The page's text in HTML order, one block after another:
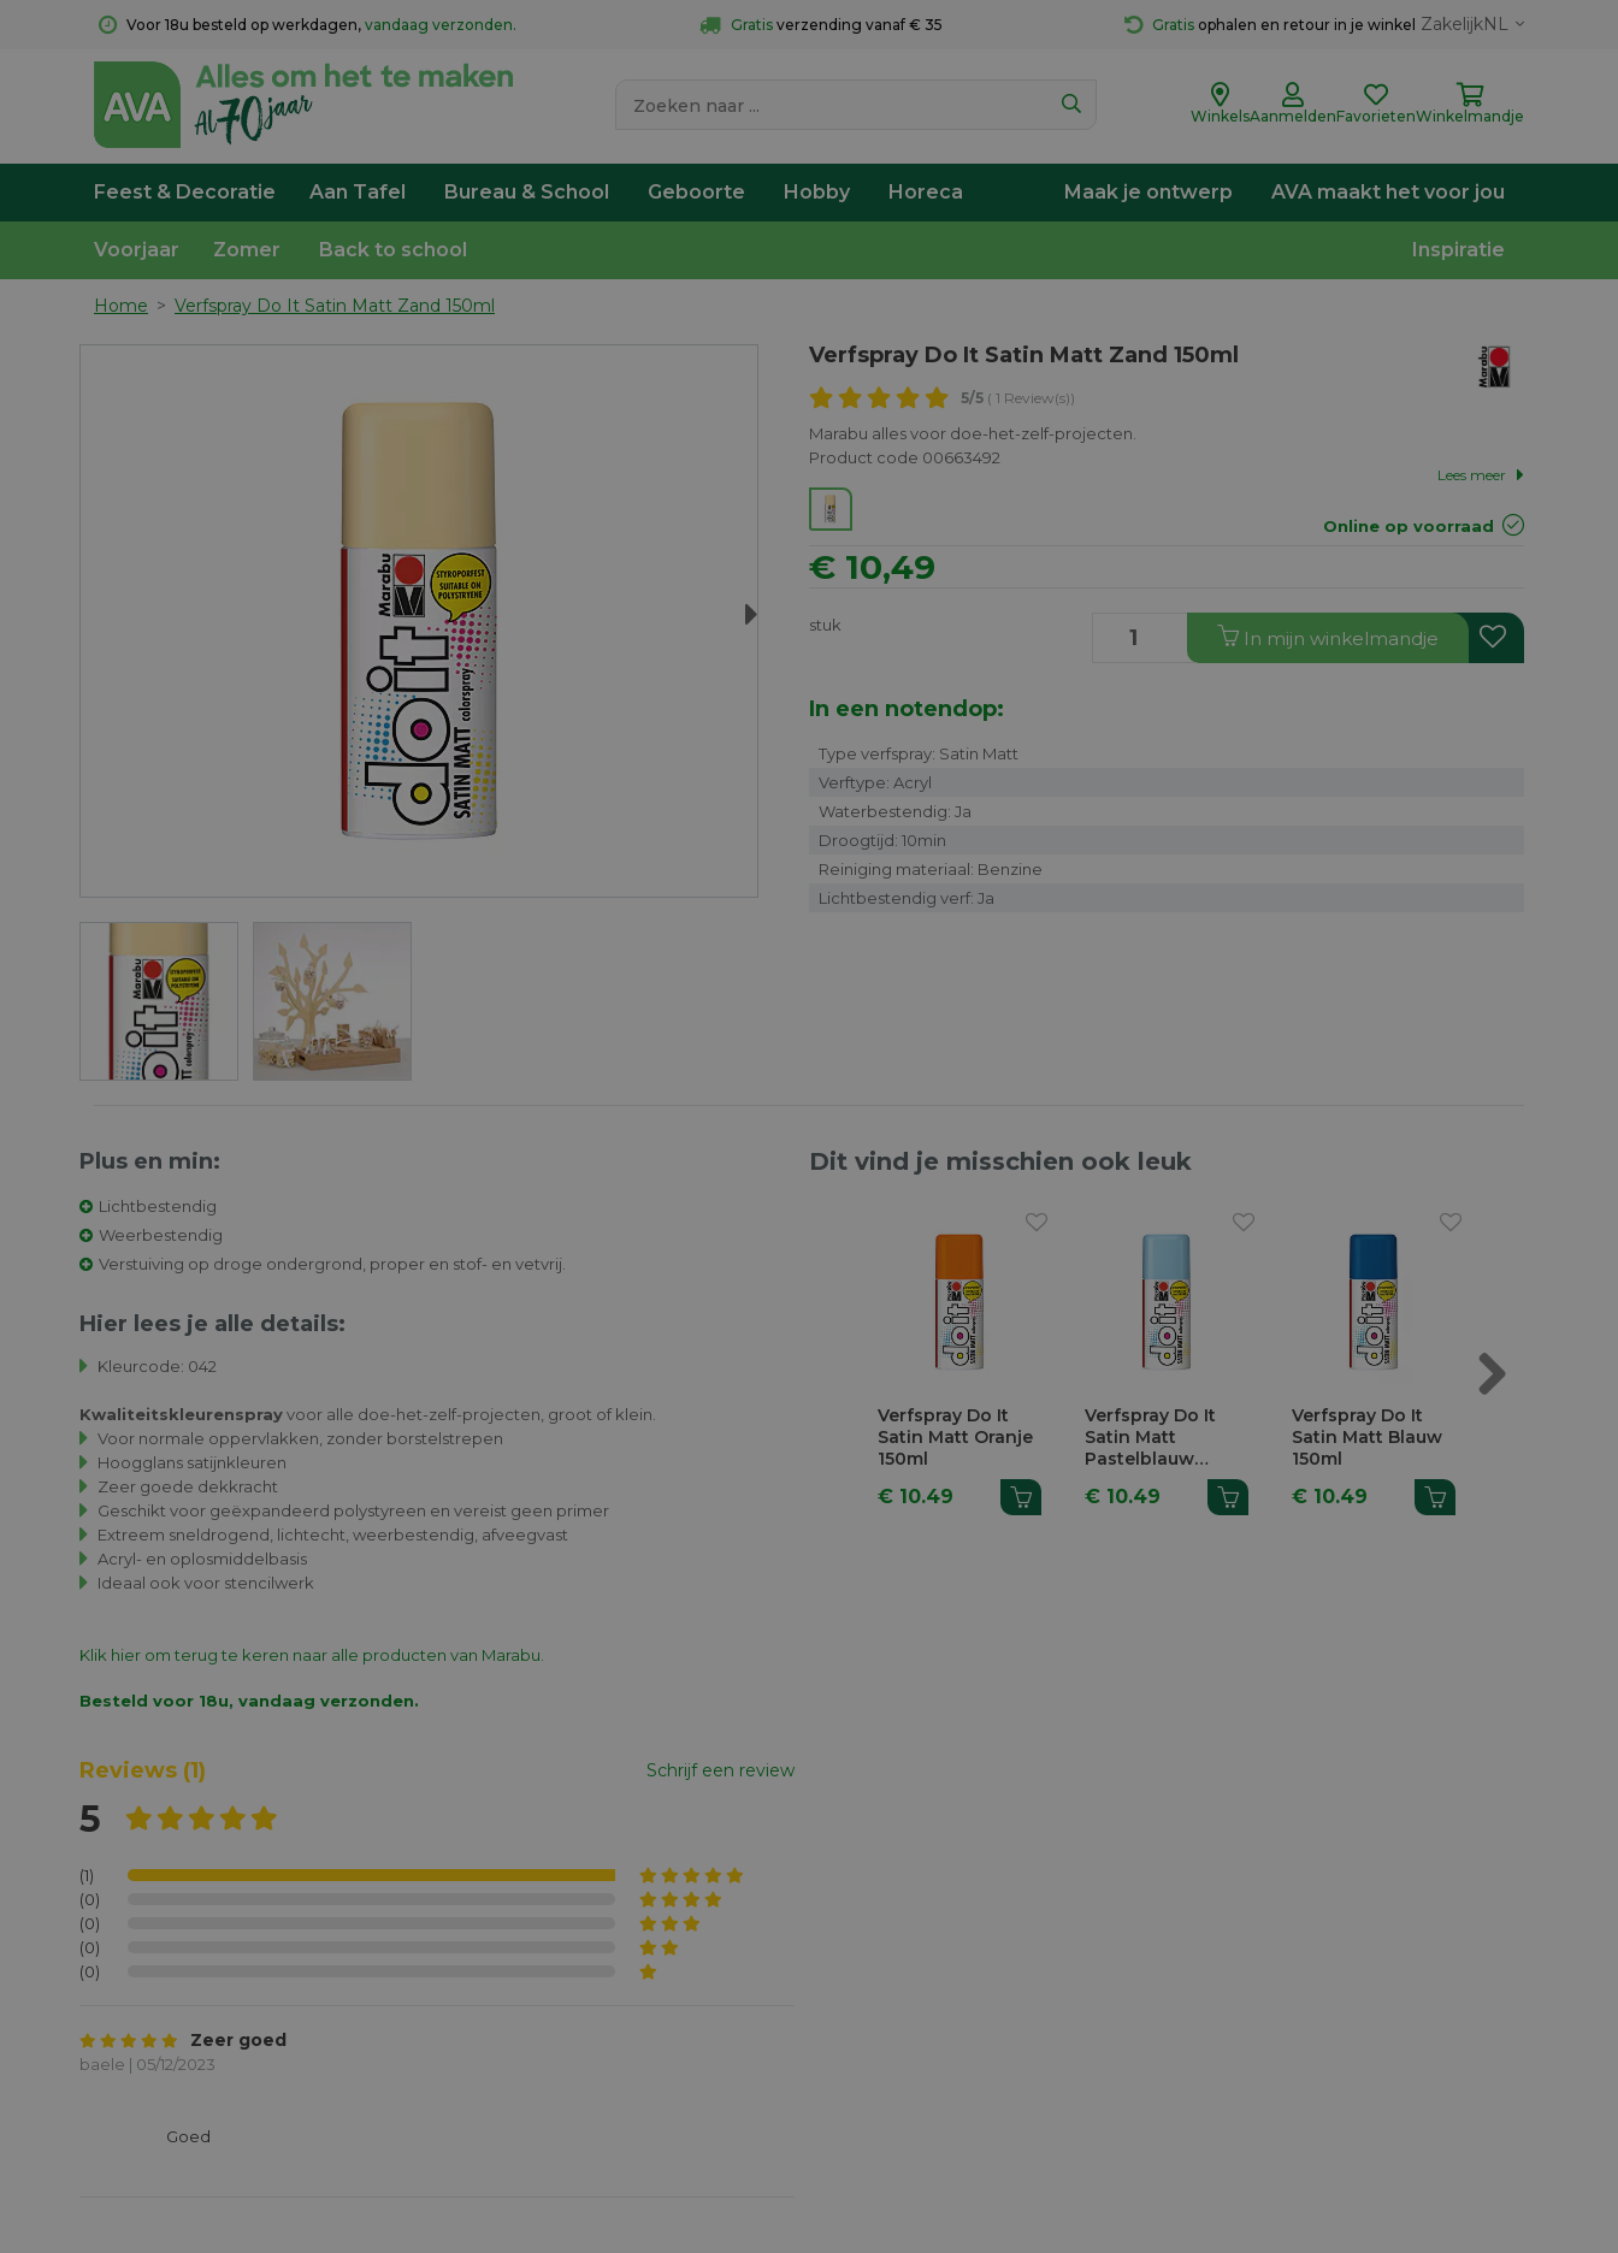
Voor 18u besteld op werkdagen, vandaag verzonden. Gratis verzending vanaf € 35 Gratis ophalen en retour in je winkel ZakelijkNL
WinkelsAanmeldenFavorietenWinkelmandje
Feest & Decoratie Aan Tafel Bureau & School Geboorte Hobby Horeca Maak je ontwerp AVA maakt het voor jou
Voorjaar Zomer Back to school Inspiratie
Home > Verfspray Do It Satin Matt Zand 150ml
Next
Verfspray Do It Satin Matt Zand 150ml
5/5 ( 1 Review(s))
Marabu alles voor doe-het-zelf-projecten.
Product code 00663492
Lees meer
Online op voorraad
€ 10,49
stuk
In mijn winkelmandje
In een notendop:
Type verfspray: Satin Matt
Verftype: Acryl
Waterbestendig: Ja
Droogtijd: 10min
Reiniging materiaal: Benzine
Lichtbestendig verf: Ja
Plus en min:
Lichtbestendig
Weerbestendig
Verstuiving op droge ondergrond, proper en stof- en vetvrij.
Hier lees je alle details:
Kleurcode: 042
Kwaliteitskleurensprayvoor alle doe-het-zelf-projecten, groot of klein.
Voor normale oppervlakken, zonder borstelstrepen
Hoogglans satijnkleuren
Zeer goede dekkracht
Geschikt voor geëxpandeerd polystyreen en vereist geen primer
Extreem sneldrogend, lichtecht, weerbestendig, afveegvast
Acryl- en oplosmiddelbasis
Ideaal ook voor stencilwerk
Klik hier om terug te keren naar alle producten van Marabu.
Dit vind je misschien ook leuk
Verfspray Do It
Satin Matt Oranje
150ml
€ 10.49
Verfspray Do It
Satin Matt
Verfspray Do It
Gloss Glanzend
Wit 150ml
€ 11.67
Verfspray Do It
Gloss Glanzend
Zwart 150ml
€ 11.67
Verfspray Do It
Glitter Goud 150ml
€ 10.24
Besteld voor 18u, vandaag verzonden.
Reviews (1) Schrijf een review
5
(1)
(0)
(0)
(0)
(0)
Zeer goed
baele | 05/12/2023